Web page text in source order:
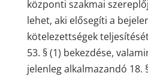
központi szakmai
lehet, aki elősegíti a
kötelezettségek
53. § (1) bekezdése,
jelenleg alkalmazandó 18.